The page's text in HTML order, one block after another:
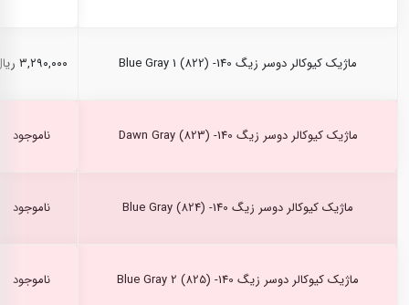
ماژیک کیوکالر دوسر زیگ Blue Gray 1 (822) -140 ۳,۲۹۰,۰۰۰ ریال
ماژیک کیوکالر دوسر زیگ Dawn Gray (823) -140 ناموجود
ماژیک کیوکالر دوسر زیگ Blue Gray (824) -140 ناموجود
ماژیک کیوکالر دوسر زیگ Blue Gray 2 (825) -140 ناموجود